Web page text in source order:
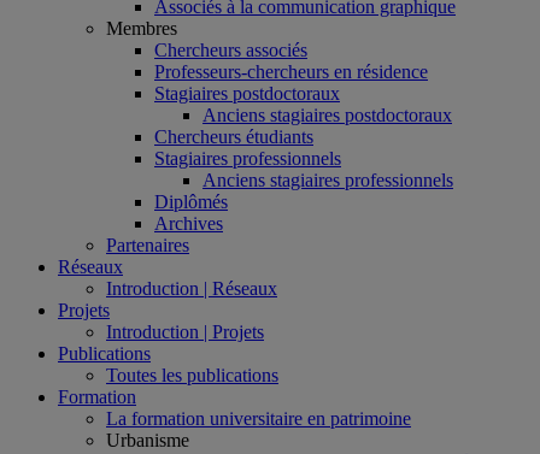
Associés à la communication graphique
Membres
Chercheurs associés
Professeurs-chercheurs en résidence
Stagiaires postdoctoraux
Anciens stagiaires postdoctoraux
Chercheurs étudiants
Stagiaires professionnels
Anciens stagiaires professionnels
Diplômés
Archives
Partenaires
Réseaux
Introduction | Réseaux
Projets
Introduction | Projets
Publications
Toutes les publications
Formation
La formation universitaire en patrimoine
Urbanisme